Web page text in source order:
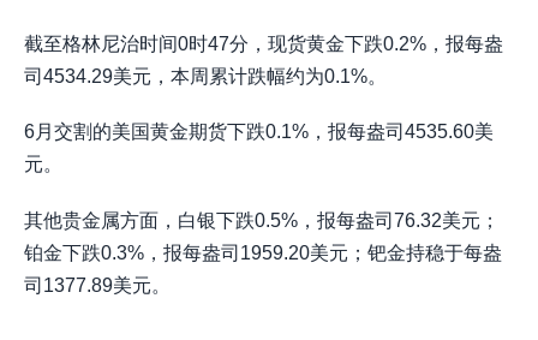
截至格林尼治时间0时47分，现货黄金下跌0.2%，报每盎
司4534.29美元，本周累计跌幅约为0.1%。
6月交割的美国黄金期货下跌0.1%，报每盎司4535.60美
元。
其他贵金属方面，白银下跌0.5%，报每盎司76.32美元；
铂金下跌0.3%，报每盎司1959.20美元；钯金持稳于每盎
司1377.89美元。